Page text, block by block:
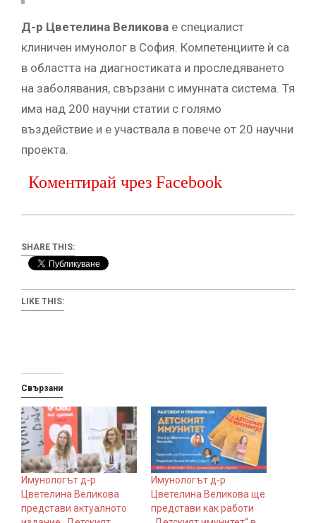
Д-р Цветелина Великова е специалист
клиничен имунолог в София. Компетенциите ѝ са
в областта на диагностиката и проследяването
на заболявания, свързани с имунната система. Тя
има над 200 научни статии с голямо
въздействие и е участвала в повече от 20 научни
проекта.
Коментирай чрез Facebook
SHARE THIS:
LIKE THIS:
Свързани
Имунологът д-р
Цветелина Великова
представи актуалното
Имунологът д-р
Цветелина Великова ще
представи как работи